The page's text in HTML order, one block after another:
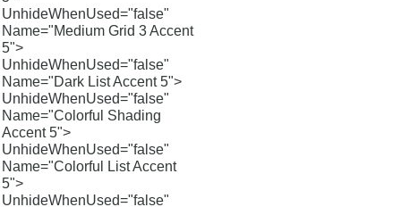
UnhideWhenUsed="false"
Name="Medium Grid 3 Accent
5">
UnhideWhenUsed="false"
Name="Dark List Accent 5">
UnhideWhenUsed="false"
Name="Colorful Shading
Accent 5">
UnhideWhenUsed="false"
Name="Colorful List Accent
5">
UnhideWhenUsed="false"